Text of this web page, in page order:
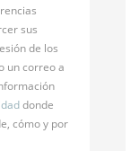
sus
de los
un correo a
donde
cómo y por